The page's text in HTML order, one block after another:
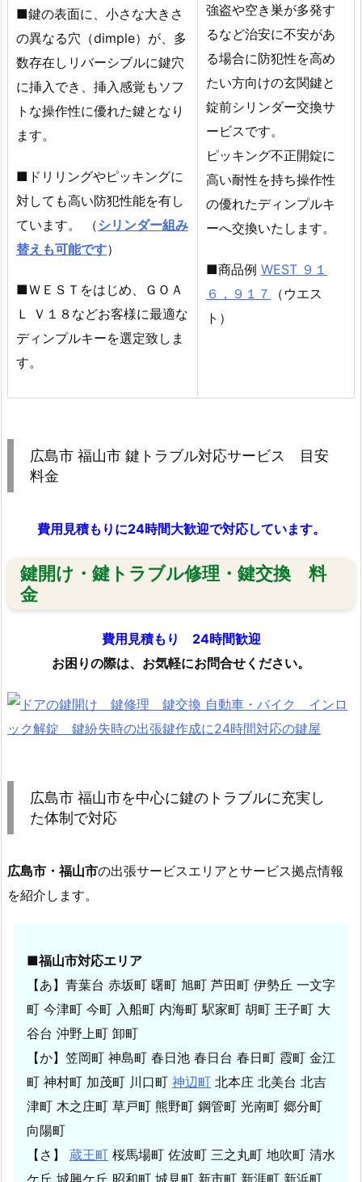
市
南
蔵
王
町
ー
玄
関
ド
開
錠
夜
応
福
山
南
王
ダ
ハ
鍵
作
5.
3.
県
山
市
ス
ズ
キ
ア
ル
（2
■鍵の表面に、小さな大きさ
の異なる穴（dimple）が、多
数存在しリバーシブルに鍵穴
に挿入でき、挿入感覚もソフ
トな操作性に優れた鍵となり
ます。
■ドリリングやピッキングに
対しても高い防犯性能を有し
ています。 （シリンダー組み
替えも可能です）
■ＷＥＳＴをはじめ、ＧＯＡ
Ｌ Ｖ１８などお客様に最適な
ディンプルキーを選定致しま
す。
強盗や空き巣が多発す
るなど治安に不安があ
る場合に防犯性を高め
たい方向けの玄関鍵と
錠前シリンダー交換サ
ービスです。
ピッキング不正開錠に
高い耐性を持ち操作性
の優れたディンプルキ
ーへ交換いたします。
■商品例 WEST ９１
６，９１７
（ウエス
ト）
広島市 福山市 鍵トラブル対応サービス 目安
料金
費用見積もりに24時間大歓迎で対応しています。
鍵開け・鍵トラブル修理・鍵交換 料
金
費用見積もり 24時間歓迎
お困りの際は、お気軽にお問合せください。
広島市 福山市を中心に鍵のトラブルに充実し
た体制で対応
広島市・ 福山市の出張サービスエリアとサービス拠点情報
を紹介します。
■福山市対応エリア
【あ】青葉台 赤坂町 曙町 旭町 芦田町 伊勢丘 一文字
町 今津町 今町 入船町 内海町 駅家町 胡町 王子町 大
谷台 沖野上町 卸町
【か】笠岡町 神島町 春日池 春日台 春日町 霞町 金江
町 神村町 加茂町 川口町 神辺町 北本庄 北美台 北吉
津町 木之庄町 草戸町 熊野町 鋼管町 光南町 郷分町
向陽町
【さ】 蔵王町 桜馬場町 佐波町 三之丸町 地吹町 清水